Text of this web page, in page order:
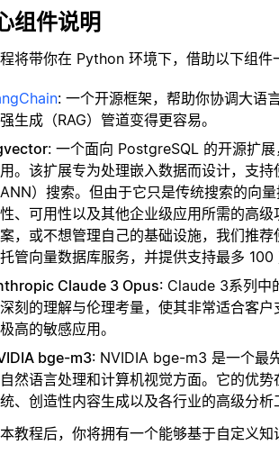
组件说明
将带你在 Python 环境下，借助以下组件
: 一个开源框架，帮助你协调大语
生成（RAG）管道变得更容易。
: 一个面向 PostgreSQL 的开源扩
。该扩展专为处理嵌入数据而设计，支
ANN）搜索。但由于它只是传统搜索的向
、可用性以及其他企业级应用所需的高
，或不想管理自己的基础设施，我们推荐
管向量数据库服务，并提供支持最多
Claude 3 Opus: Claude 3系列中
刻的理解与伦理考量，使其非常适合客
高的敏感应用。
bge-m3: NVIDIA bge-m3 是一个最
然语言处理和计算机视觉方面。它的优
、创造性内容生成以及各行业的高级分析
教程后，你将拥有一个能够基于自定义知